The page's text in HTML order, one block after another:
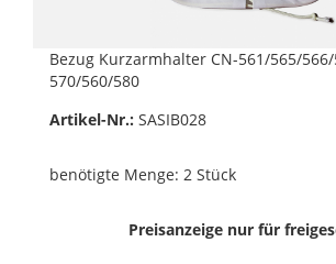
Bezug Kurzarmhalter CN-561/565/566/
570/560/580
Artikel-Nr.: SASIB028
benötigte Menge: 2 Stück
Preisanzeige nur für